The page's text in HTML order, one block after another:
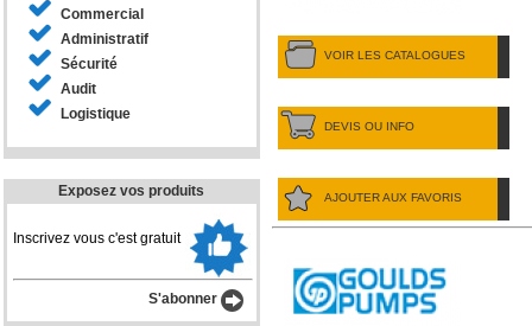
Commercial
Administratif
Sécurité
Audit
Logistique
Exposez vos produits
Inscrivez vous c'est gratuit
S'abonner
VOIR LES CATALOGUES
DEVIS OU INFO
AJOUTER AUX FAVORIS